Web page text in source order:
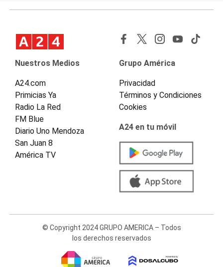
Nuestros Medios
A24.com
Primicias Ya
Radio La Red
FM Blue
Diario Uno Mendoza
San Juan 8
América TV
Grupo América
Privacidad
Términos y Condiciones
Cookies
A24 en tu móvil
© Copyright 2024 GRUPO AMERICA – Todos
los derechos reservados